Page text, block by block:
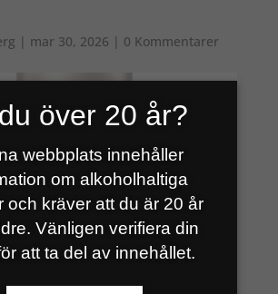
| mar 30, 2026 | 0 Kommentarer
över 20 år?
webbplats innehåller
om alkoholhaltiga
och kräver att du är 20 år
Vänligen verifiera din
att ta del av innehållet.